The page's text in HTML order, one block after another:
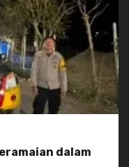
dalam